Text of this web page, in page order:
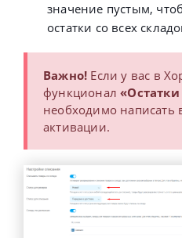
значение пустым,
остатки со всех
Важно! Если у вас в
функционал
необходимо написать
активации.